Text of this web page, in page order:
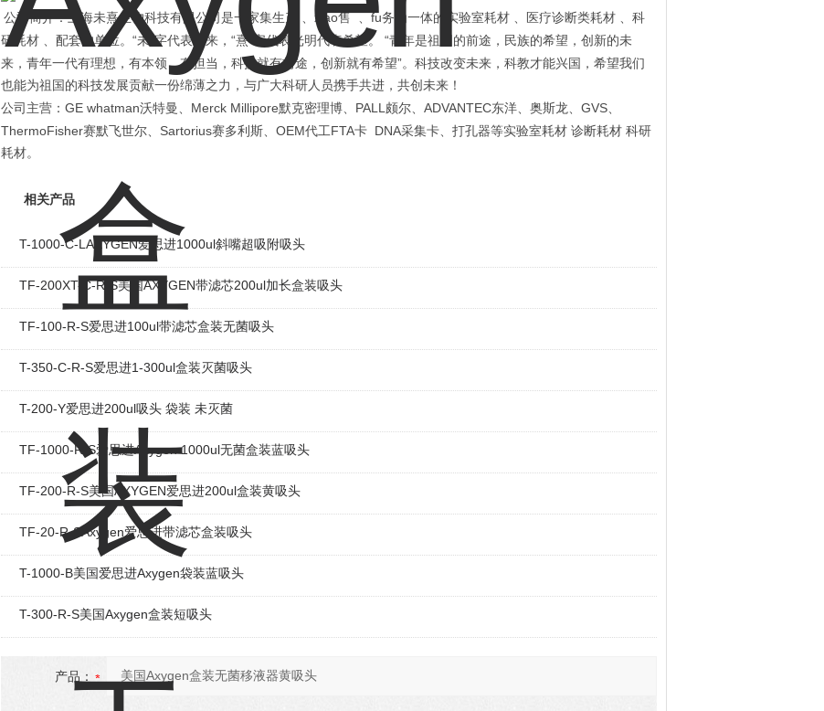
公司简介：上海未熹生物科技有限公司是一家集生产 、 xiao售 、 fu务为一体的实验室耗材 、医疗诊断类耗材 、科
研耗材 、配套的单位。 “未 字代表未来， “熹” 字代表光明代表希望。 “青年是祖国的前途，民族的希望，创新的未
来，青年一代有理想，有本领，有担当，科技就有前途，创新就有希望”。科技改变未来，科教才能兴国，希望我们
也能为祖国的科技发展贡献一份绵薄之力，与广大科研人员携手共进，共创未来！
公司主营： GE whatman沃特曼、 Merck Millipore默克密理博、 PALL 颇尔、 ADVANTEC东洋、奥斯龙、 GVS、
ThermoFisher赛默飞世尔、 Sartorius赛多利斯、 OEM代工FTA卡 DNA采集卡、打孔器等实验室耗材 诊断耗材 科研
耗材。
相关产品
T-1000-C-LAXYGEN爱思进1000ul斜嘴超吸附吸头
TF-200XT-C-R-S美国AXYGEN带滤芯200ul加长盒装吸头
TF-100-R-S爱思进100ul带滤芯盒装无菌吸头
T-350-C-R-S爱思进1-300ul盒装灭菌吸头
T-200-Y爱思进200ul吸头 袋装 未灭菌
TF-1000-R-S爱思进Axygen 1000ul无菌盒装蓝吸头
TF-200-R-S美国AXYGEN爱思进200ul盒装黄吸头
TF-20-R-SAxygen爱思进带滤芯盒装吸头
T-1000-B美国爱思进Axygen袋装蓝吸头
T-300-R-S美国Axygen盒装短吸头
产品：